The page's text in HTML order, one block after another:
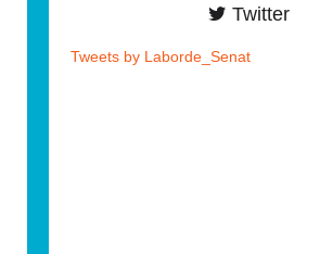
Twitter
Tweets by Laborde_Senat